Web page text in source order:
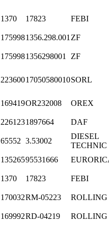
1370 17823 FEBI
1759981356.298.001 ZF
1759981356298001 ZF
22360017050580010SORL
169419OR232008 OREX
2261231897664 DAF
65552 3.53002
DIESEL
TECHNIC
13526595531666
1370 17823 FEBI
170032RM-05223 ROLLING
169992RD-04219 ROLLING